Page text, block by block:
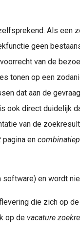
Als een
geen
van de
tonen op een
dat aan de
ook direct duidelijk
van de
pagina en
en wordt
die zich op
op de vacature